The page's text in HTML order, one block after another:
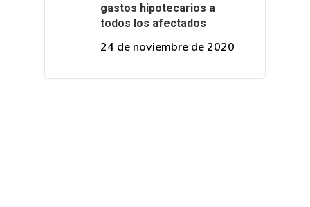
gastos hipotecarios a
todos los afectados
24 de noviembre de 2020